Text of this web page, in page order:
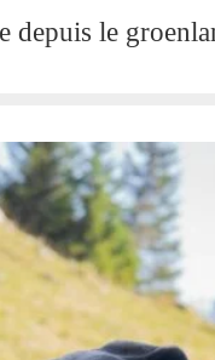
depuis le